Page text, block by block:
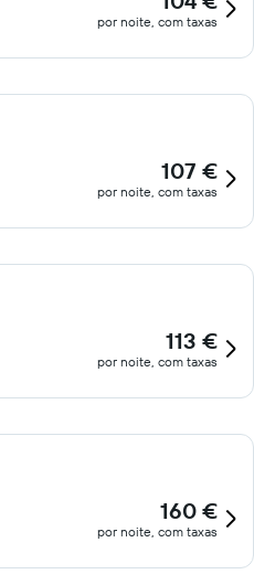
por noite, com taxas
107 €
por noite, com taxas
113 €
por noite, com taxas
160 €
por noite, com taxas